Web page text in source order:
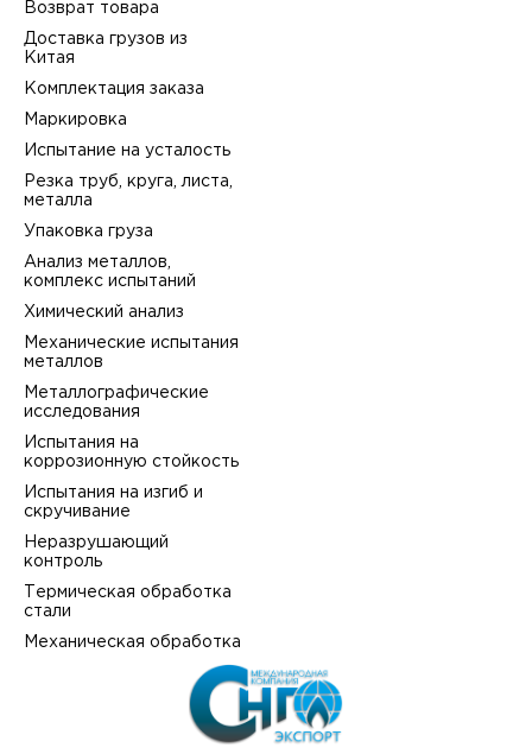
Возврат товара
Доставка грузов из
Китая
Комплектация заказа
Маркировка
Испытание на усталость
Резка труб, круга, листа,
металла
Упаковка груза
Анализ металлов,
комплекс испытаний
Химический анализ
Механические испытания
металлов
Металлографические
исследования
Испытания на
коррозионную стойкость
Испытания на изгиб и
скручивание
Неразрушающий
контроль
Термическая обработка
стали
Механическая обработка